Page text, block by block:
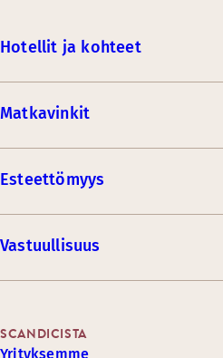
Hotellit ja kohteet
Matkavinkit
Esteettömyys
Vastuullisuus
SCANDICISTA
Yrityksemme